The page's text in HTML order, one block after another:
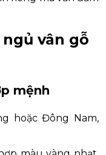
vân gỗ
mệnh
hoặc Đông Nam,